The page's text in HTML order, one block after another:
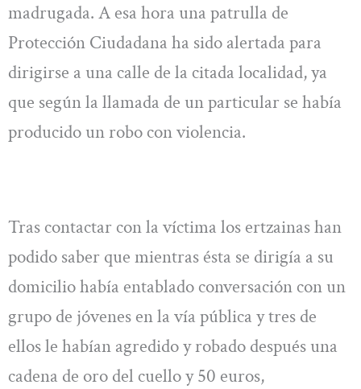
madrugada. A esa hora una patrulla de
Protección Ciudadana ha sido alertada para
dirigirse a una calle de la citada localidad, ya
que según la llamada de un particular se había
producido un robo con violencia.
Tras contactar con la víctima los ertzainas han
podido saber que mientras ésta se dirigía a su
domicilio había entablado conversación con un
grupo de jóvenes en la vía pública y tres de
ellos le habían agredido y robado después una
cadena de oro del cuello y 50 euros,